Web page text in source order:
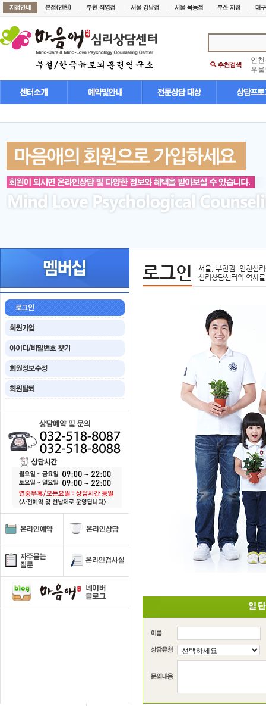
인
우
로그인
서울, 부천권, 인천심
심리상담센터의 역사